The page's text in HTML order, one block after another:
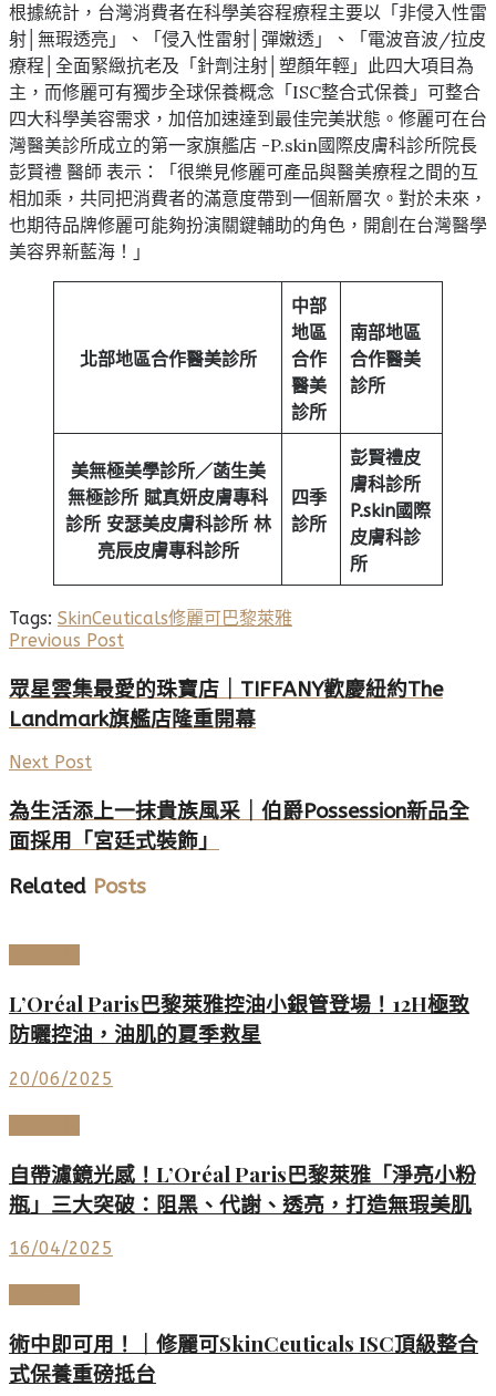
根據統計，台灣消費者在科學美容程療程主要以「非侵入性雷
射│無瑕透亮」、「侵入性雷射│彈嫩透」、「電波音波/拉皮
療程│全面緊緻抗老及「針劑注射│塑顏年輕」此四大項目為
主，而修麗可有獨步全球保養概念「ISC整合式保養」可整合
四大科學美容需求，加倍加速達到最佳完美狀態。修麗可在台
灣醫美診所成立的第一家旗艦店 -P.skin國際皮膚科診所院長
彭賢禮 醫師 表示：「很樂見修麗可產品與醫美療程之間的互
相加乘，共同把消費者的滿意度帶到一個新層次。對於未來，
也期待品牌修麗可能夠扮演關鍵輔助的角色，開創在台灣醫學
美容界新藍海！」
北部地區合作醫美診所
中部
地區
合作
醫美
診所
南部地區
合作醫美
診所
美無極美學診所／菡生美
無極診所 賦真妍皮膚專科
診所 安瑟美皮膚科診所 林
亮辰皮膚專科診所
四季
診所
彭賢禮皮
膚科診所
P.skin國際
皮膚科診
所
Tags: SkinCeuticals修麗可巴黎萊雅
Previous Post
眾星雲集最愛的珠寶店｜TIFFANY歡慶紐約The
Landmark旗艦店隆重開幕
Next Post
為生活添上一抹貴族風采｜伯爵Possession新品全
面採用「宮廷式裝飾」
Related Posts
L’Oréal Paris巴黎萊雅控油小銀管登場！12H極致
防曬控油，油肌的夏季救星
20/06/2025
自帶濾鏡光感！L’Oréal Paris巴黎萊雅「淨亮小粉
瓶」三大突破：阻黑、代謝、透亮，打造無瑕美肌
16/04/2025
術中即可用！｜修麗可SkinCeuticals ISC頂級整合
式保養重磅抵台